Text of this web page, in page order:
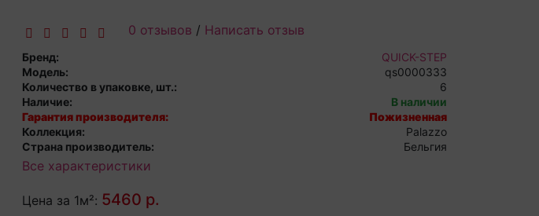
0 отзывов / Написать отзыв
Бренд:
QUICK-STEP
Модель:
qs0000333
Количество в упаковке, шт.:
6
Наличие:
В наличии
Гарантия производителя:
Пожизненная
Коллекция:
Palazzo
Страна производитель:
Бельгия
Все характеристики
Цена за 1м²: 5460 р.